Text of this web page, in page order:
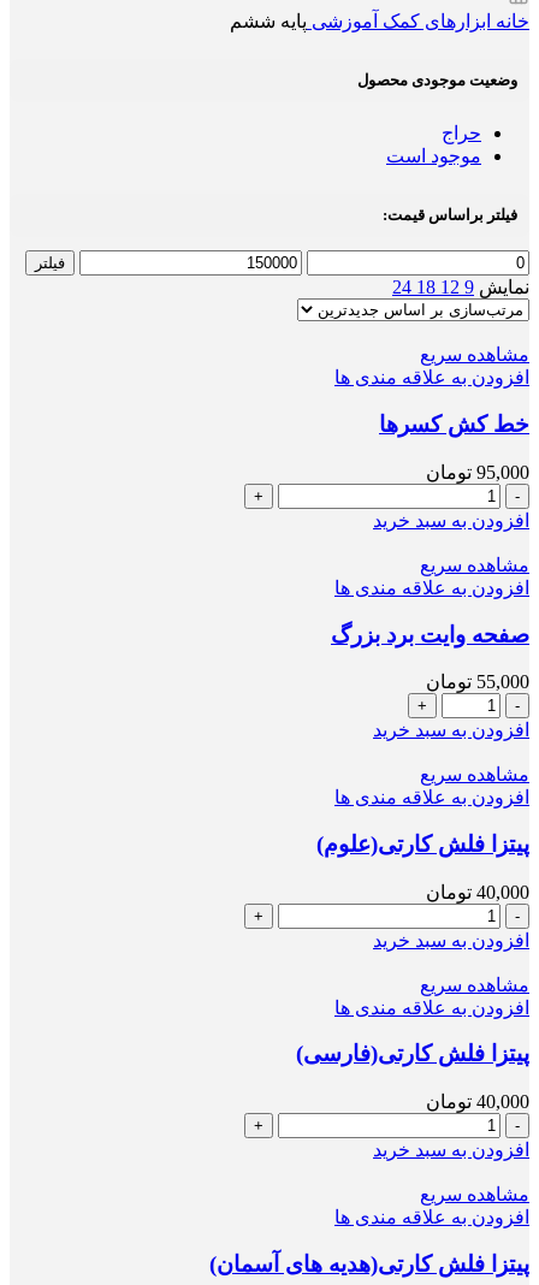
خانه ابزارهای کمک آموزشی پایه ششم
وضعیت موجودی محصول
حراج
موجود است
فیلتر براساس قیمت:
حداقل
قیمت
حداکثر
فیلتر
نمایش 9
12
18
24
مشاهده سریع
افزودن به علاقه مندی ها
خط کش کسرها
95,000 تومان
خط
کش
عدد
افزودن به سبد خرید
مشاهده سریع
افزودن به علاقه مندی ها
صفحه وایت برد بزرگ
55,000 تومان
صفحه
وایت
بزرگ
عدد
افزودن به سبد خرید
مشاهده سریع
افزودن به علاقه مندی ها
پيتزا فلش كارتى(علوم)
40,000 تومان
پيتزا
فلش
عدد
افزودن به سبد خرید
مشاهده سریع
افزودن به علاقه مندی ها
پيتزا فلش كارتى(فارسی)
40,000 تومان
پيتزا
فلش
عدد
افزودن به سبد خرید
مشاهده سریع
افزودن به علاقه مندی ها
پيتزا فلش كارتى(هدیه های آسمان)